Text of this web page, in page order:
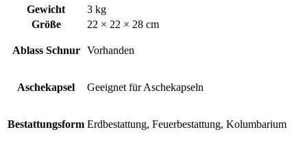
Gewicht
3 kg
Größe
22 × 22 × 28 cm
Ablass Schnur Vorhanden
Aschekapsel Geeignet für Aschekapseln
Bestattungsform Erdbestattung, Feuerbestattung, Kolumbarium